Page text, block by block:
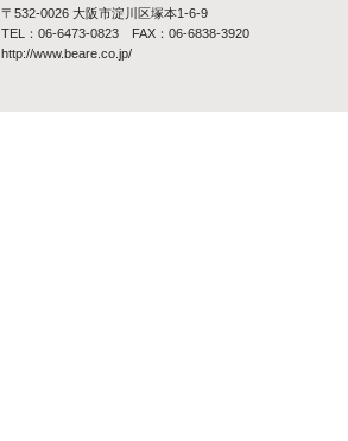
〒532-0026 大阪市淀川区塚本1-6-9
TEL：06-6473-0823 FAX：06-6838-3920
http://www.beare.co.jp/